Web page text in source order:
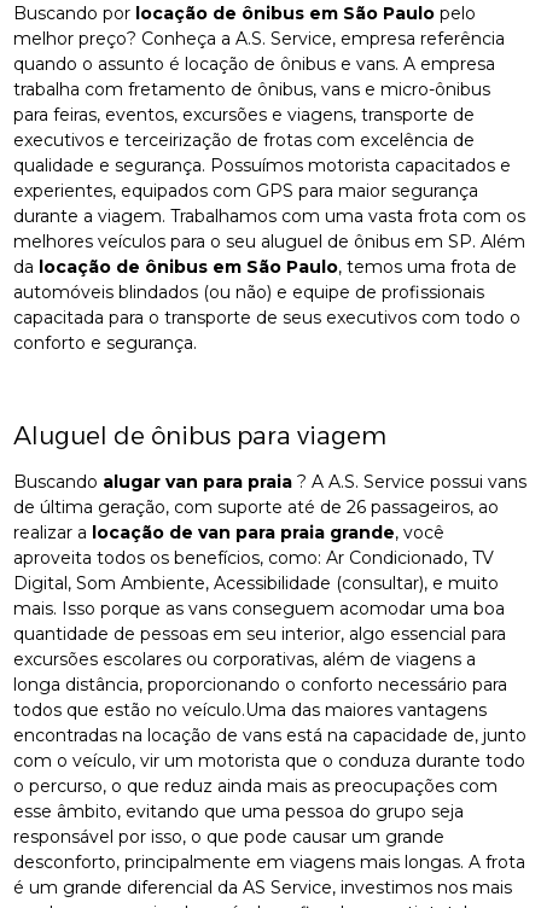
Buscando por locação de ônibus em São Paulo pelo
melhor preço? Conheça a A.S. Service, empresa referência
quando o assunto é locação de ônibus e vans. A empresa
trabalha com fretamento de ônibus, vans e micro-ônibus
para feiras, eventos, excursões e viagens, transporte de
executivos e terceirização de frotas com excelência de
qualidade e segurança. Possuímos motorista capacitados e
experientes, equipados com GPS para maior segurança
durante a viagem. Trabalhamos com uma vasta frota com os
melhores veículos para o seu aluguel de ônibus em SP. Além
da locação de ônibus em São Paulo, temos uma frota de
automóveis blindados (ou não) e equipe de profissionais
capacitada para o transporte de seus executivos com todo o
conforto e segurança.
Aluguel de ônibus para viagem
Buscando alugar van para praia ? A A.S. Service possui vans
de última geração, com suporte até de 26 passageiros, ao
realizar a locação de van para praia grande, você
aproveita todos os benefícios, como: Ar Condicionado, TV
Digital, Som Ambiente, Acessibilidade (consultar), e muito
mais. Isso porque as vans conseguem acomodar uma boa
quantidade de pessoas em seu interior, algo essencial para
excursões escolares ou corporativas, além de viagens a
longa distância, proporcionando o conforto necessário para
todos que estão no veículo.Uma das maiores vantagens
encontradas na locação de vans está na capacidade de, junto
com o veículo, vir um motorista que o conduza durante todo
o percurso, o que reduz ainda mais as preocupações com
esse âmbito, evitando que uma pessoa do grupo seja
responsável por isso, o que pode causar um grande
desconforto, principalmente em viagens mais longas. A frota
é um grande diferencial da AS Service, investimos nos mais